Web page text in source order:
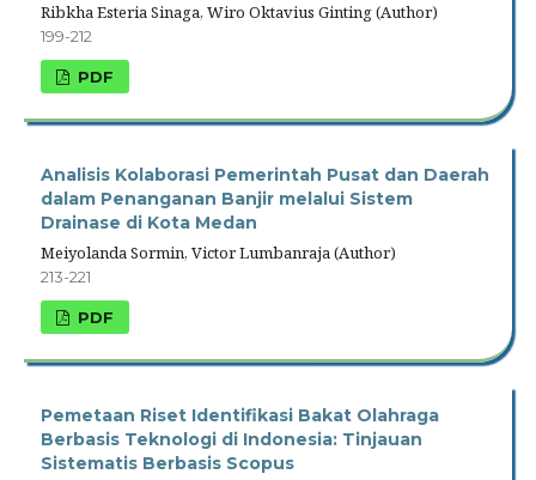
Ribkha Esteria Sinaga, Wiro Oktavius Ginting (Author)
199-212
PDF
Analisis Kolaborasi Pemerintah Pusat dan Daerah
dalam Penanganan Banjir melalui Sistem
Drainase di Kota Medan
Meiyolanda Sormin, Victor Lumbanraja (Author)
213-221
PDF
Pemetaan Riset Identifikasi Bakat Olahraga
Berbasis Teknologi di Indonesia: Tinjauan
Sistematis Berbasis Scopus